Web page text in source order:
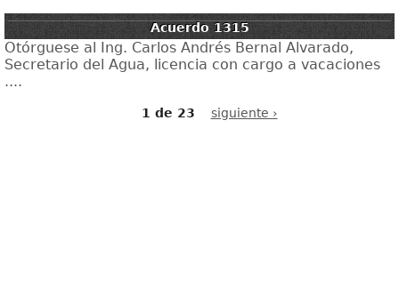
Acuerdo 1315
Otórguese al Ing. Carlos Andrés Bernal Alvarado,
Secretario del Agua, licencia con cargo a vacaciones
....
1 de 23 siguiente ›